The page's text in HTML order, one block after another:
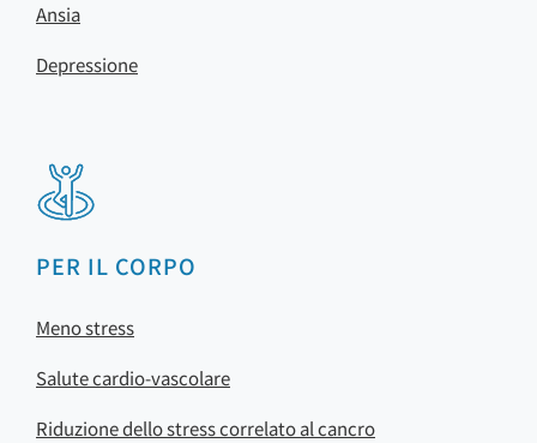
Ansia
Depressione
PER IL CORPO
Meno stress
Salute cardio-vascolare
Riduzione dello stress correlato al cancro